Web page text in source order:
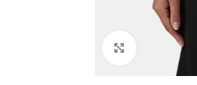
Click to enlarge